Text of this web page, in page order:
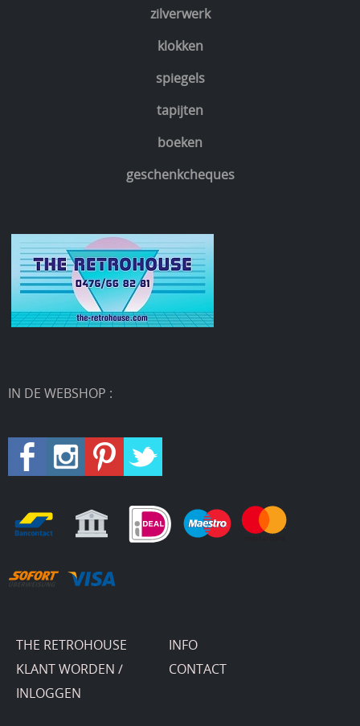
zilverwerk
klokken
spiegels
tapijten
boeken
geschenkcheques
IN DE WEBSHOP :
THE RETROHOUSE
INFO
KLANT WORDEN /
INLOGGEN
CONTACT